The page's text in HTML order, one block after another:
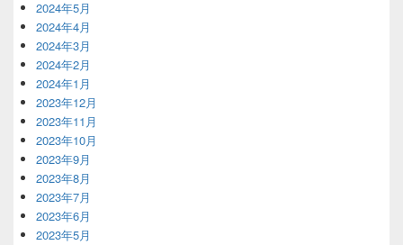
2024年5月
2024年4月
2024年3月
2024年2月
2024年1月
2023年12月
2023年11月
2023年10月
2023年9月
2023年8月
2023年7月
2023年6月
2023年5月